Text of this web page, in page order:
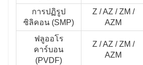
การปฏิรูป
ซิลิคอน (SMP)
Z / AZ / ZM /
AZM
ฟลูออโร
คาร์บอน
(PVDF)
Z / AZ / ZM /
AZM